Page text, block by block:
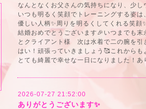
なんとなくお父さんの気持ちになり、少し
いつも明るく笑顔でトレーニングする姿は
優しい人柄✨周りを明るくしてくれる笑顔
結婚おめでとうございます🎉いつまでも末
とクライアント様 次は水着で二の腕を引
はい！頑張っていきましょう🥰これからも
とても綺麗で幸せな一日になりました！
2026-07-27 21:52:00
ありがとうございます✨